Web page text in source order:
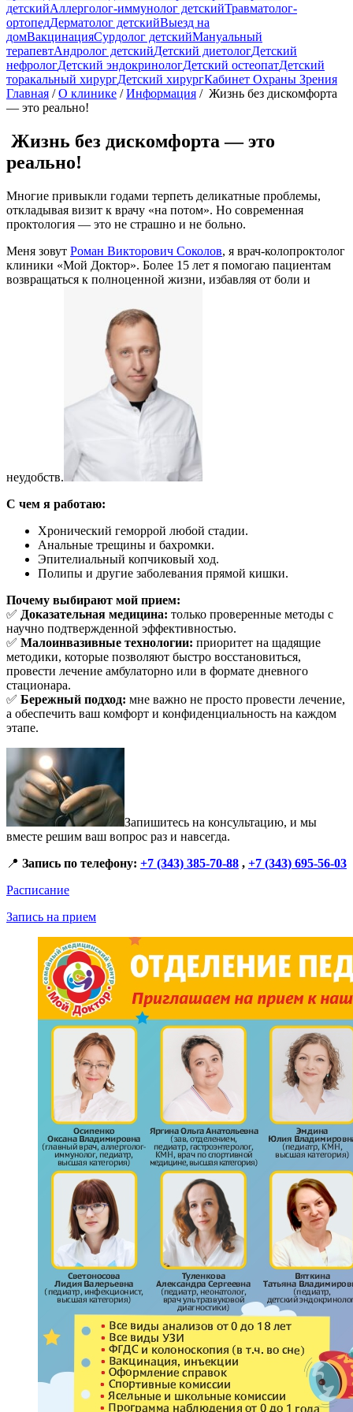
детскийАллерголог-иммунолог детскийТравматолог-
ортопедДерматолог детскийВыезд на
домВакцинацияСурдолог детскийМануальный
терапевтАндролог детскийДетский диетологДетский
нефрологДетский эндокринологДетский остеопатДетский
торакальный хирургДетский хирургКабинет Охраны Зрения
Главная /О клинике /Информация / Жизнь без дискомфорта
— это реально!
Жизнь без дискомфорта — это
реально!
Многие привыкли годами терпеть деликатные проблемы,
откладывая визит к врачу «на потом». Но современная
проктология — это не страшно и не больно.
Меня зовут Роман Викторович Соколов, я врач-колопроктолог
клиники «Мой Доктор». Более 15 лет я помогаю пациентам
возвращаться к полноценной жизни, избавляя от боли и
неудобств.
С чем я работаю:
Хронический геморрой любой стадии.
Анальные трещины и бахромки.
Эпителиальный копчиковый ход.
Полипы и другие заболевания прямой кишки.
Почему выбирают мой прием:
✅ Доказательная медицина: только проверенные методы с
научно подтвержденной эффективностью.
✅ Малоинвазивные технологии: приоритет на щадящие
методики, которые позволяют быстро восстановиться,
провести лечение амбулаторно или в формате дневного
стационара.
✅ Бережный подход: мне важно не просто провести лечение,
а обеспечить ваш комфорт и конфиденциальность на каждом
этапе.
Запишитесь на консультацию, и мы
вместе решим ваш вопрос раз и навсегда.
📍 Запись по телефону: +7 (343) 385-70-88 , +7 (343) 695-56-03
Расписание
Запись на прием